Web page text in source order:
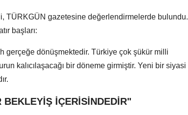
TÜRKGÜN gazetesine değerlendirmelerde bulundu.
başları:
gerçeğe dönüşmektedir. Türkiye çok şükür milli
kalıcılaşacağı bir döneme girmiştir. Yeni bir siyasi
İÇERİSİNDEDİR"